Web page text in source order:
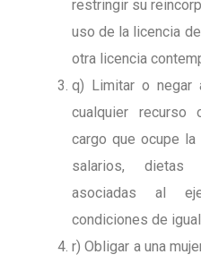
restringir su
uso de la licencia
otra licencia
q) Limitar o negar
cualquier recurso
cargo que ocupe
salarios, dietas
asociadas al
condiciones de
r) Obligar a una